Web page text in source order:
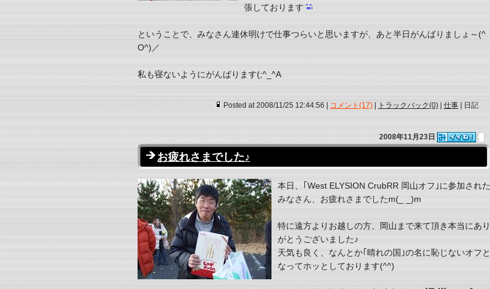
張しております
ということで、みなさん連休明けで仕事つらいと思いますが、あと半日がんばりましょ～(^
O^)／
私も寝ないようにがんばります(;^_^A
Posted at 2008/11/25 12:44:56 | コメント(17) | トラックバック(0) | 仕事 | 日記
2008年11月23日
お疲れさまでした♪
本日、｢West ELYSION CrubRR 岡山オフ｣に参加された
みなさん、お疲れさまでしたm(_ _)m
特に遠方よりお越しの方、岡山まで来て頂き本当にあり
がとうございました♪
天気も良く、なんとか｢晴れの国｣の名に恥じないオフと
なってホッとしております(^^)